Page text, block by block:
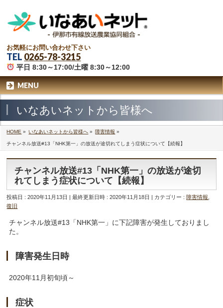
お気軽にお問い合わせ下さい
TEL 0265-78-3215
平日 8:30～17:00/土曜 8:30～12:00
MENU
いなあいネットから皆様へ
HOME » いなあいネットから皆様へ » 障害情報 »
チャンネル放送#13「NHK第一」の放送が途切れてしまう症状について【続報】
チャンネル放送#13「NHK第一」の放送が途切
れてしまう症状について【続報】
投稿日 : 2020年11月13日 最終更新日時 : 2020年11月18日 カテゴリー :障害情報
復旧
チャンネル放送#13「NHK第一」に下記障害が発生しておりまし
た。
障害発生日時
2020年11月初旬頃～
症状